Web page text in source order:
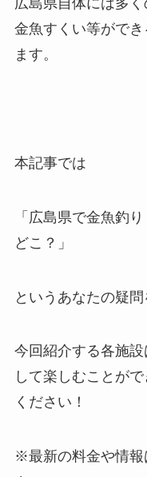
広島県自体には多く
金魚すくい等がで
ます。
本記事では
「広島県で金魚釣
どこ？」
というあなたの疑問
今回紹介する各施
して楽しむことが
ください！
※最新の料金や情報